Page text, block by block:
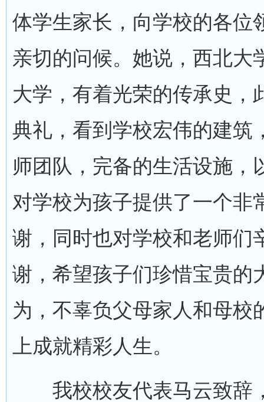
体学生家长，向学校的各位
亲切的问候。她说，西北大
大学，有着光荣的传承史，
典礼，看到学校宏伟的建筑
师团队，完备的生活设施，
对学校为孩子提供了一个非
谢，同时也对学校和老师们
谢，希望孩子们珍惜宝贵的
为，不辜负父母家人和母校
上成就精彩人生。
我校校友代表马云致辞